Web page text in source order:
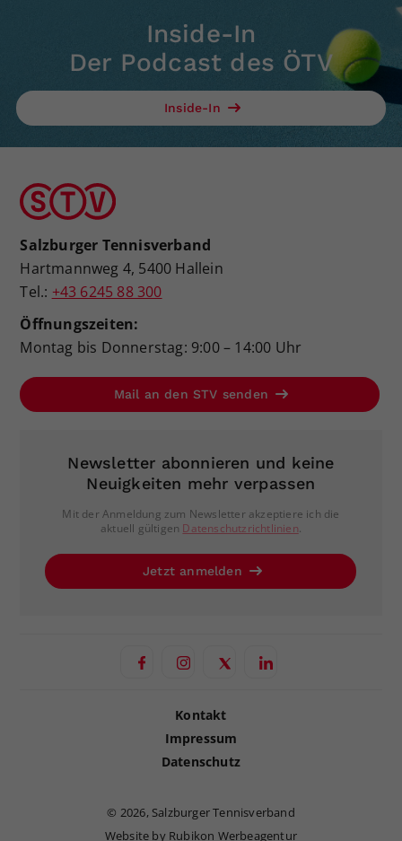
Inside-In
Der Podcast des ÖTV
Inside-In
Salzburger Tennisverband
Hartmannweg 4, 5400 Hallein
Tel.: +43 6245 88 300
Öffnungszeiten:
Montag bis Donnerstag: 9:00 – 14:00 Uhr
Mail an den STV senden
Newsletter abonnieren und keine
Neuigkeiten mehr verpassen
Mit der Anmeldung zum Newsletter akzeptiere ich die
aktuell gültigen Datenschutzrichtlinien.
Jetzt anmelden
Kontakt
Impressum
Datenschutz
© 2026, Salzburger Tennisverband
Website by Rubikon Werbeagentur